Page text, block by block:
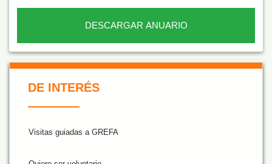
DESCARGAR ANUARIO
De Interés NARANJA
DE INTERÉS
Visitas guiadas a GREFA